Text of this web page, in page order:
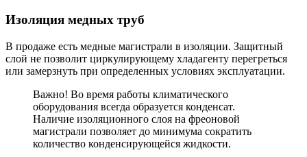
Изоляция медных труб
В продаже есть медные магистрали в изоляции. Защитный
слой не позволит циркулирующему хладагенту перегреться
или замерзнуть при определенных условиях эксплуатации.
Важно! Во время работы климатического
оборудования всегда образуется конденсат.
Наличие изоляционного слоя на фреоновой
магистрали позволяет до минимума сократить
количество конденсирующейся жидкости.